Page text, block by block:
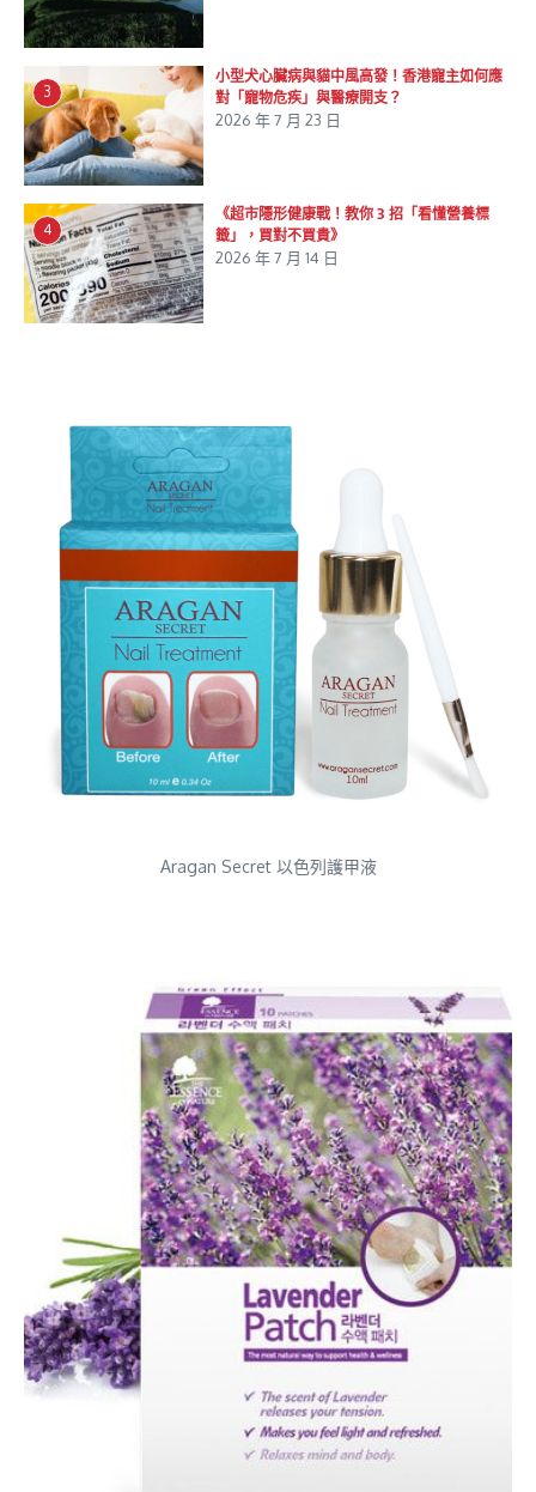
3
小型犬心臟病與貓中風高發！香港寵主如何應
對「寵物危疾」與醫療開支？
2026 年 7 月 23 日
4
《超市隱形健康戰！教你 3 招「看懂營養標
籤」，買對不買貴》
2026 年 7 月 14 日
Aragan Secret 以色列護甲液